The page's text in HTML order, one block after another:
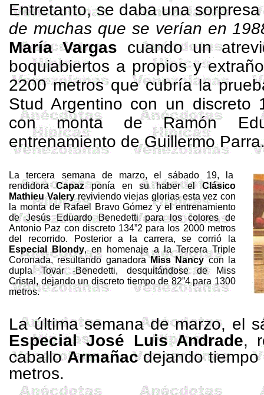
Entretanto, se daba una
de muchas que se verían en
María Vargas cuando un
boquiabiertos a propios y
2200 metrosque cubría la
Stud Argentino con un discreto
con monta de Ramón
entrenamiento de Guillermo
La tercera semana de marzo, el sábado 19, la
rendidoraCapazponía en su haber elClásico
MathieuValeryreviviendo viejas glorias esta vez con
la monta de Rafael Bravo Gómez y el entrenamiento
de Jesús EduardoBenedettipara los colores de
Antonio Paz con discreto 134”2 para los 2000 metros
del recorrido.
Posterior a la carrera, se corrió la
Especial Blondy, en homenaje a la Tercera Triple
Coronada, resultando ganadoraMiss Nancycon la
dupla Tovar -Benedetti, desquitándose de Miss
Cristal, dejando un discreto tiempo de 82”4 para 1300
metros.
La última semana de marzo, el
Especial José Luis Andrade,
caballoArmañacdejando tiempo
metros.